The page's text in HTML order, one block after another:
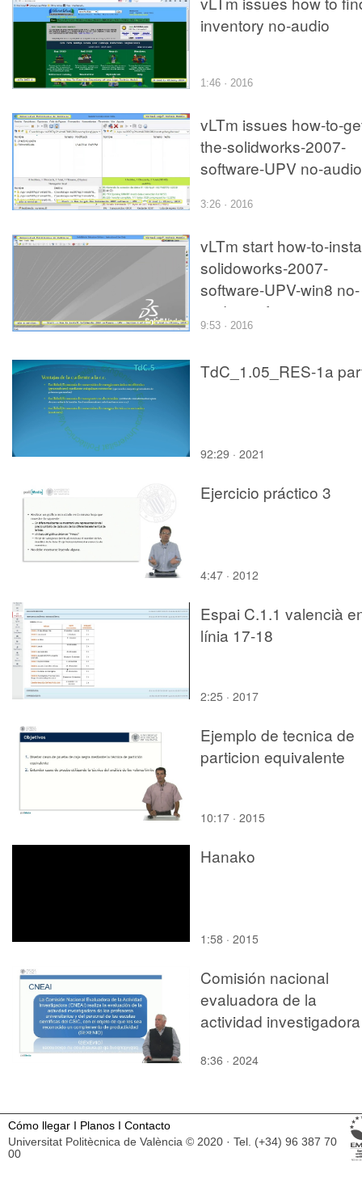
inventory no-audio
1:46 · 2016
vLTm issues how-to-
the-solidworks-2007-
software-UPV no-audio
3:26 · 2016
vLTm start how-to-
solidoworks-2007-
software-UPV-win8 no-
audio 2 of 2
9:53 · 2016
TdC_1.05_RES-1a
92:29 · 2021
Ejercicio práctico 3
4:47 · 2012
Espai C.1.1 valencià
línia 17-18
2:25 · 2017
Ejemplo de tecnica de
particion equivalente
10:17 · 2015
Hanako
1:58 · 2015
Comisión nacional
evaluadora de la
actividad investigadora
8:36 · 2024
Cómo llegar I Planos I Contacto
Universitat Politècnica de València © 2020 · Tel. (+34) 96 387 70
00